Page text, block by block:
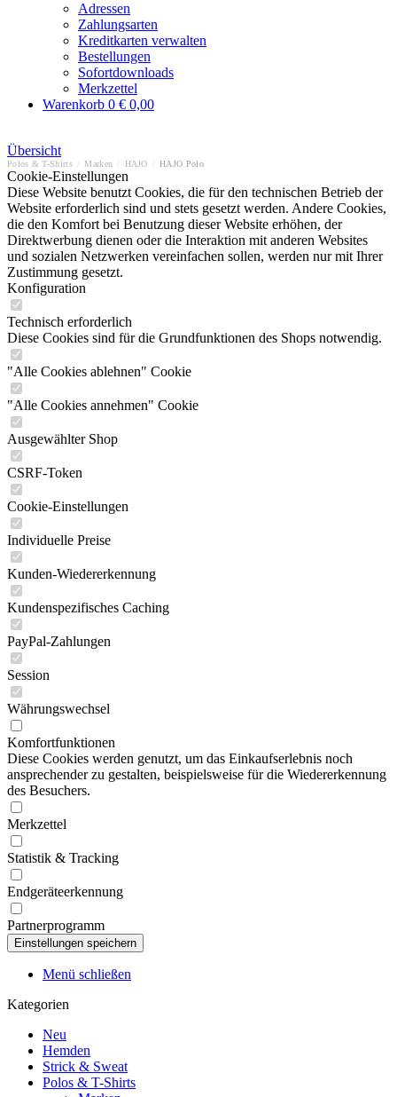
Adressen
Zahlungsarten
Kreditkarten verwalten
Bestellungen
Sofortdownloads
Merkzettel
Warenkorb 0 € 0,00
Übersicht
Polos & T-Shirts Marken HAJO HAJO Polo
Cookie-Einstellungen
Diese Website benutzt Cookies, die für den technischen Betrieb der
Website erforderlich sind und stets gesetzt werden. Andere Cookies,
die den Komfort bei Benutzung dieser Website erhöhen, der
Direktwerbung dienen oder die Interaktion mit anderen Websites
und sozialen Netzwerken vereinfachen sollen, werden nur mit Ihrer
Zustimmung gesetzt.
Konfiguration
Technisch erforderlich
Diese Cookies sind für die Grundfunktionen des Shops notwendig.
"Alle Cookies ablehnen" Cookie
"Alle Cookies annehmen" Cookie
Ausgewählter Shop
CSRF-Token
Cookie-Einstellungen
Individuelle Preise
Kunden-Wiedererkennung
Kundenspezifisches Caching
PayPal-Zahlungen
Session
Währungswechsel
Komfortfunktionen
Diese Cookies werden genutzt, um das Einkaufserlebnis noch
ansprechender zu gestalten, beispielsweise für die Wiedererkennung
des Besuchers.
Merkzettel
Statistik & Tracking
Endgeräteerkennung
Partnerprogramm
Menü schließen
Kategorien
Neu
Hemden
Strick & Sweat
Polos & T-Shirts